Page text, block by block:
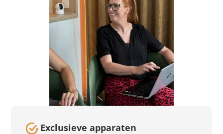
Exclusieve apparaten